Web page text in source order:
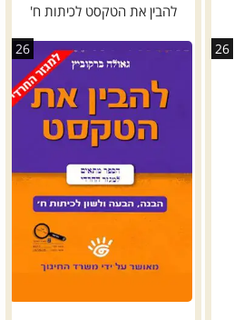
26
להבין את הטקסט לכיתות ח'
26